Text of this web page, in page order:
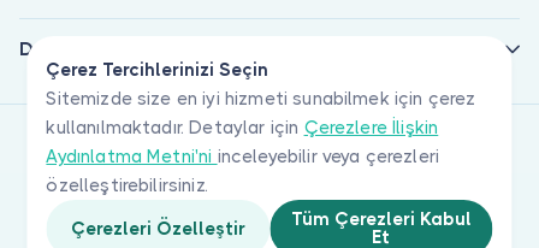
Çerez Tercihlerinizi Seçin
Sitemizde size en iyi hizmeti sunabilmek için çerez
kullanılmaktadır. Detaylar için Çerezlere İlişkin
Aydınlatma Metni'ni inceleyebilir veya çerezleri
özelleştirebilirsiniz.
Çerezleri Özelleştir
Tüm Çerezleri Kabul
Et
Doktorlar için